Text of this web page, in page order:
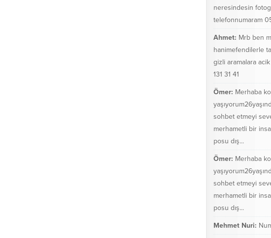
neresindesin
telefonnumaram
Ahmet: Mrb ben
hanimefendilerle
gizli aramalara
131 31 41
Ömer: Merhaba
sohbet etmeyi
merhametli bir
posu dış...
Ömer: Merhaba
sohbet etmeyi
merhametli bir
posu dış...
Mehmet Nuri: